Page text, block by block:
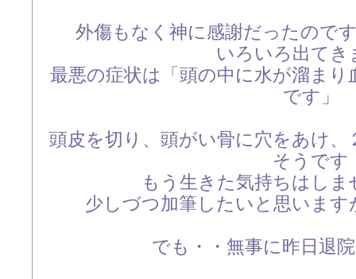
外傷もなく神に感謝だったので
いろいろ出てき
最悪の症状は「頭の中に水が溜ま
です」
頭皮を切り、頭がい骨に穴をあけ
そうです
もう生きた気持ちはし
少しづつ加筆したいと思いま
でも・・無事に昨日退